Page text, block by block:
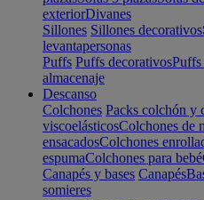
exteriorDivanes
Sillones Sillones decorativos
levantapersonas
Puffs Puffs decorativosPuffs
almacenaje
Descanso
Colchones Packs colchón y
viscoelásticosColchones de
ensacadosColchones
espumaColchones para bebé
Canapés y bases Canapés
somieres